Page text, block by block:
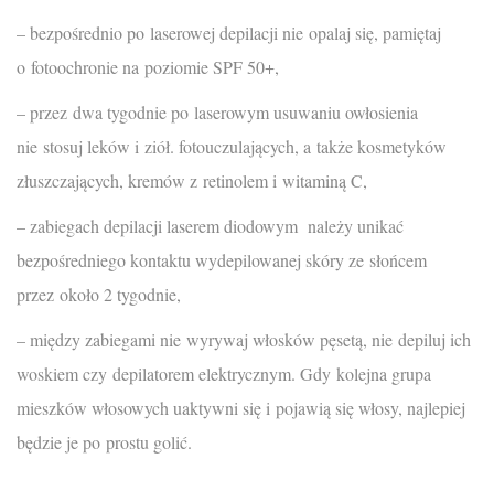
– bezpośrednio po laserowej depilacji nie opalaj się, pamiętaj
o fotoochronie na poziomie SPF 50+,
– przez dwa tygodnie po laserowym usuwaniu owłosienia
nie stosuj leków i ziół. fotouczulających, a także kosmetyków
złuszczających, kremów z retinolem i witaminą C,
– zabiegach depilacji laserem diodowym należy unikać
bezpośredniego kontaktu wydepilowanej skóry ze słońcem
przez około 2 tygodnie,
– między zabiegami nie wyrywaj włosków pęsetą, nie depiluj ich
woskiem czy depilatorem elektrycznym. Gdy kolejna grupa
mieszków włosowych uaktywni się i pojawią się włosy, najlepiej
będzie je po prostu golić.